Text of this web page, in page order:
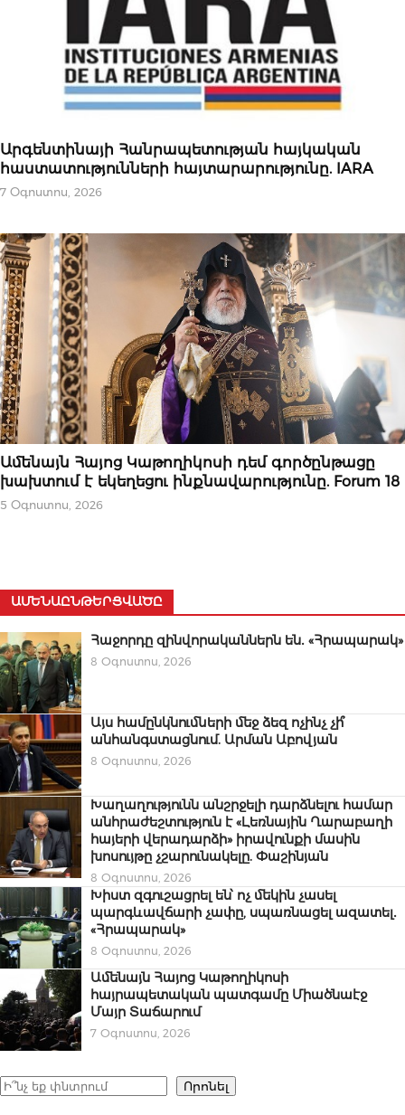
ԿԱՐԵՎՈՐԸ
Արգենտինայի Հանրապետության հայկական
հաստատությունների հայտարարությունը. IARA
7 Օգոստոս, 2026
ՄԻՋԱԶԳԱՅԻՆ
Ամենայն Հայոց Կաթողիկոսի դեմ գործընթացը
խախտում է եկեղեցու ինքնավարությունը. Forum 18
5 Օգոստոս, 2026
ԱՄԵՆԱԸՆԹԵՐՑՎԱԾԸ
Հաջորդը զինվորականներն են․ «Հրապարակ»
8 Օգոստոս, 2026
Այս համընկնումների մեջ ձեզ ոչինչ չի՞
անհանգստացնում. Արման Աբովյան
8 Օգոստոս, 2026
Խաղաղությունն անշրջելի դարձնելու համար
անհրաժեշտություն է «Լեռնային Ղարաբաղի
հայերի վերադարձի» իրավունքի մասին
խոսույթը չշարունակելը. Փաշինյան
8 Օգոստոս, 2026
Խիստ զգուշացրել են՝ ոչ մեկին չասել
պարգևավճարի չափը, սպառնացել ազատել․
«Հրապարակ»
8 Օգոստոս, 2026
Ամենայն Հայոց Կաթողիկոսի
հայրապետական պատգամը Միածնաէջ
Մայր Տաճարում
7 Օգոստոս, 2026
Որոնել Որոնել